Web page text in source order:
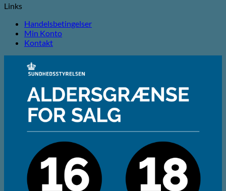
Links
Handelsbetingelser
Min Konto
Kontakt